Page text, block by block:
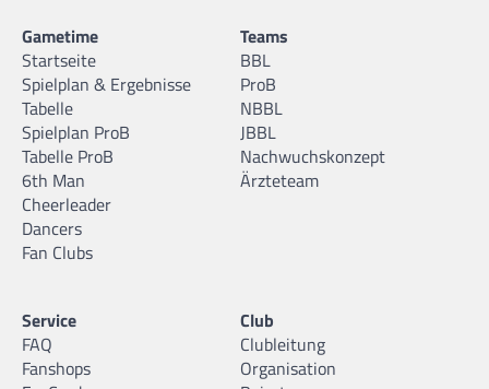
Gametime
Startseite
Spielplan & Ergebnisse
Tabelle
Spielplan ProB
Tabelle ProB
6th Man
Cheerleader
Dancers
Fan Clubs
Teams
BBL
ProB
NBBL
JBBL
Nachwuchskonzept
Ärzteteam
Service
FAQ
Fanshops
Club
Clubleitung
Organisation